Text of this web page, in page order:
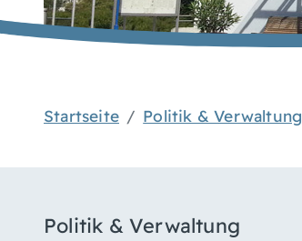
Startseite Politik & Verwaltung
Politik & Verwaltung